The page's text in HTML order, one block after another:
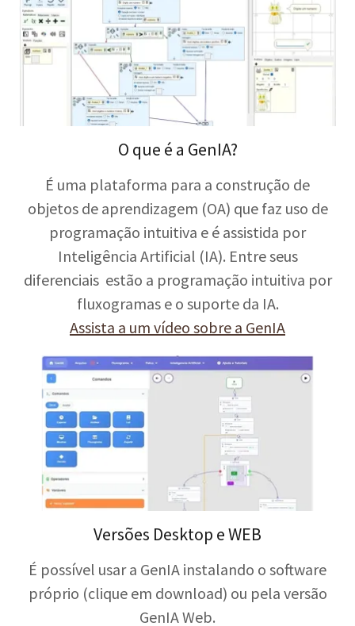
O que é a GenIA?
É uma plataforma para a construção de
objetos de aprendizagem (OA) que faz uso de
programação intuitiva e é assistida por
Inteligência Artificial (IA). Entre seus
diferenciais estão a programação intuitiva por
fluxogramas e o suporte da IA.
Assista a um vídeo sobre a GenIA
Versões Desktop e WEB
É possível usar a GenIA instalando o software
próprio (clique em download) ou pela versão
GenIA Web.